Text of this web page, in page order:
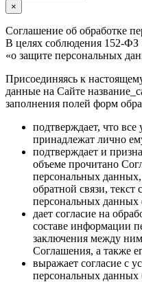
×
Соглашение об обработке
В целях соблюдения 152-ФЗ
«о защите персональных
Присоединяясь к
данные на Сайте
заполнения полей форм
подтверждает, что
принадлежат лично
подтверждает и
объеме прочитано
персональных
обратной связи, текст
персональных данных
дает согласие на
составе информации
заключения между
Соглашения, а также
выражает согласие с
персональных данных